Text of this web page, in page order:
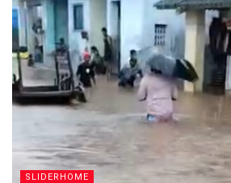
SLIDERHOME